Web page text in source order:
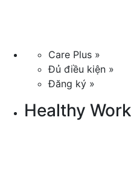
Care Plus »
Đủ điều kiện »
Đăng ký »
Healthy